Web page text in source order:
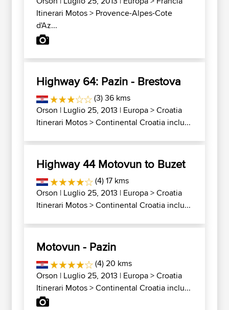
Itinerari Motos> Provence-Alpes-Cote
d'Az...
Highway 64: Pazin - Brestova
(3) 36 kms
Orson | Luglio 25, 2013 | Europa>Croatia
Itinerari Motos>Continental Croatia inclu...
Highway 44 Motovun to Buzet
(4) 17 kms
Orson | Luglio 25, 2013 | Europa>Croatia
Itinerari Motos>Continental Croatia inclu...
Motovun - Pazin
(4) 20 kms
Orson | Luglio 25, 2013 | Europa>Croatia
Itinerari Motos>Continental Croatia inclu...